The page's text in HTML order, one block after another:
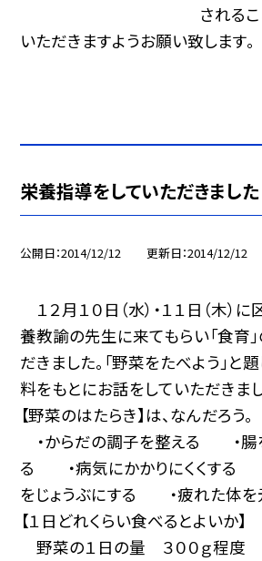
されることは、
いただきますようお願い致します。
栄養指導をしていただきました
公開日 2014/12/12 更新日 2014/12/12
１２月１０日（水）・１１日（木）
養教諭の先生に来てもらい「食育
だきました。「野菜をたべよう」と
料をもとにお話をしていただきまし
【野菜のはたらき】は、なんだろう。
・からだの調子を整える ・腸
る ・病気にかかりにくくす
をじょうぶにする ・疲れた体
【１日どれくらい食べるとよいか】
野菜の１日の量 ３００ｇ程度